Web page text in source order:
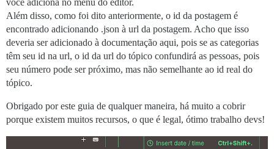
Além disso, como foi dito anteriormente, o id da postagem é
encontrado adicionando .json à url da postagem. Acho que isso
deveria ser adicionado à documentação aqui, pois se as categorias
têm seu id na url, o id da url do tópico confundirá as pessoas, pois
seu número pode ser próximo, mas não semelhante ao id real do
tópico.
Obrigado por este guia de qualquer maneira, há muito a cobrir
porque existem muitos recursos, o que é legal, ótimo trabalho devs!